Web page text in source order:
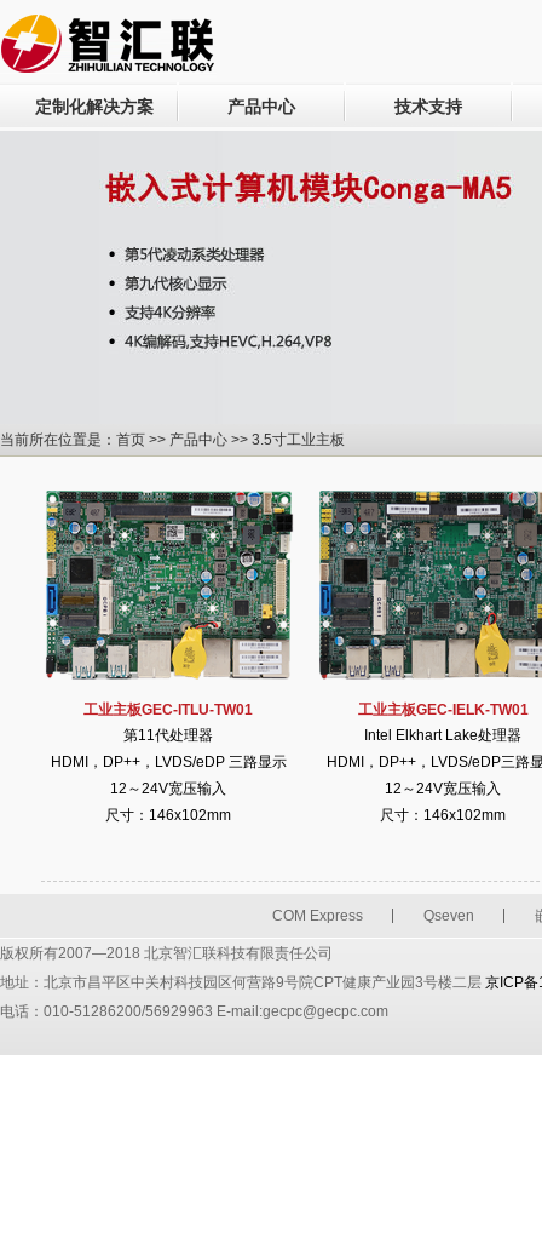
定制化解决方案 产品中心 技术支持
当前所在位置是： 首页 >> 产品中心 >> 3.5寸工业主板
工业主板GEC-ITLU-TW01
第11代处理器
HDMI，DP++，LVDS/eDP 三路显示
12～24V宽压输入
尺寸：146x102mm
工业主板GEC-IELK-TW01
Intel Elkhart Lake处理器
HDMI，DP++，LVDS/eDP三路
12～24V宽压输入
尺寸：146x102mm
COM Express Qseven
版权所有2007—2018 北京智汇联科技有限责任公司
地址：北京市昌平区中关村科技园区何营路9号院CPT健康产业园3号楼二层 京ICP
电话：010-51286200/56929963 E-mail:gecpc@gecpc.com